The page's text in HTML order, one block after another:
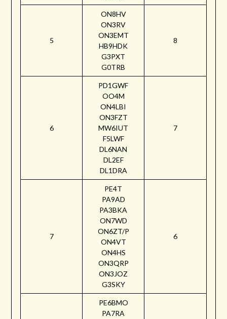
5
ON8HV
ON3RV
ON3EMT
HB9HDK
G3PXT
G0TRB
8
6
PD1GWF
OO4M
ON4LBI
ON3FZT
MW6IUT
F5LWF
DL6NAN
DL2EF
DL1DRA
7
7
PE4T
PA9AD
PA3BKA
ON7WD
ON6ZT/P
ON4VT
ON4HS
ON3QRP
ON3JOZ
G3SKY
6
PE6BMO
PA7RA